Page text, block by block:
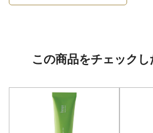
この商品をチェック